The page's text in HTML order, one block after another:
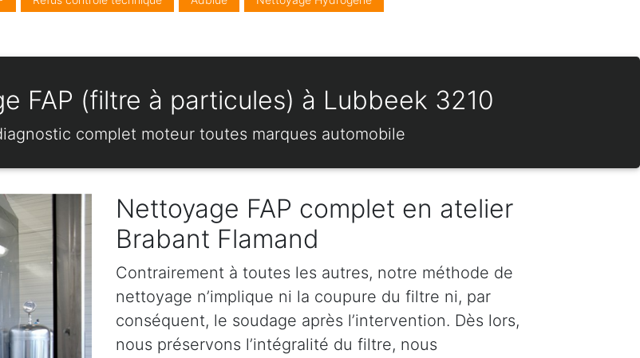
FAP (filtre à particules) à Lubbeek 3210
complet moteur toutes marques automobile
Nettoyage FAP complet en atelier
Brabant Flamand
Contrairement à toutes les autres, notre méthode de
nettoyage n’implique ni la coupure du filtre ni, par
conséquent, le soudage après l’intervention. Dès lors,
nous préservons l’intégralité du filtre, nous